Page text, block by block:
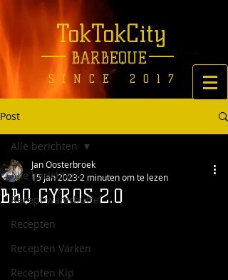
TokTokCity
BARBEQUE
SINCE 2017
Post
Alle berichten
Recept waterbuffel
Recepten
Recepten Varken
Recepten Kip
Alle berichten
BBQ GYROS 2.0
Jan Oosterbroek
15 jan 2023 2 minuten om te lezen